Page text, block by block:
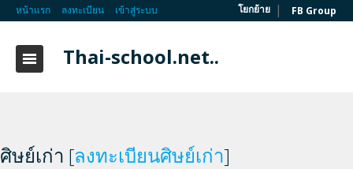
หน้าแรก ลงทะเบียน เข้าสู่ระบบ โยกย้าย | FB Group
Thai-school.net..
ศิษย์เก่า [ลงทะเบียนศิษย์เก่า]